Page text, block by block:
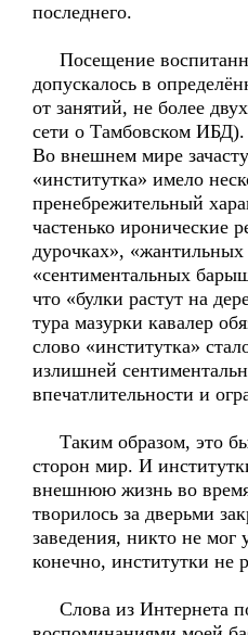
последнего.
Посещение
допускалось в
от занятий, не более
сети о Тамбовском ИБД).
Во внешнем мире
«институтка» имело
пренебрежительный
частенько иронические
дурочках», «жантильных
«сентиментальных
что «булки растут на
тура мазурки кавалер
слово «институтка»
излишней
впечатлительности и
Таким образом, это
сторон мир. И
внешнюю жизнь во
творилось за дверьми
заведения, никто не мог
конечно, институтки не
Слова из Интернета